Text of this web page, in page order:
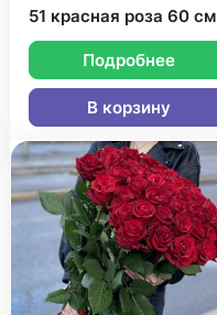
51 красная роза 60 см
Подробнее
В корзину